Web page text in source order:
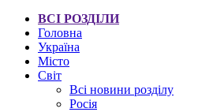
ВСІ РОЗДІЛИ
Головна
Україна
Місто
Світ
Всі новини розділу
Росія